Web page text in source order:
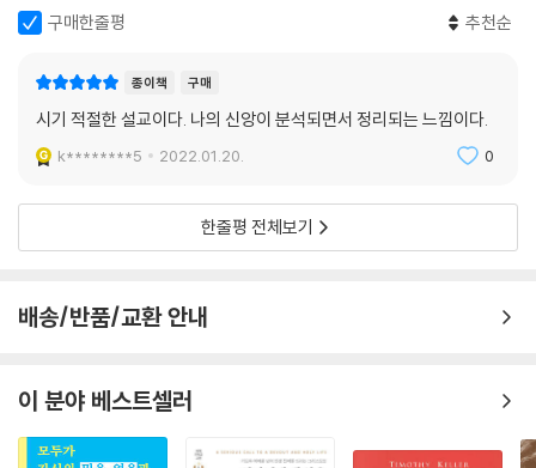
구매한줄평 추천순
종이책 구매
시기 적절한 설교이다. 나의 신앙이 분석되면서 정리되는 느낌이다.
k********5 2022.01.20. 0
한줄평 전체보기
배송/반품/교환 안내
이 분야 베스트셀러